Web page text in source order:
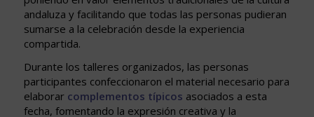
andaluza y facilitando que todas las personas pudieran
sumarse a la celebración desde la experiencia
compartida.
Durante los talleres organizados, las personas
participantes confeccionaron el material necesario para
elaborar complementos típicos asociados a esta
fecha, fomentando la expresión creativa y la